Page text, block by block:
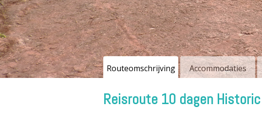
Routeomschrijving Accommodaties
Reisroute 10 dagen